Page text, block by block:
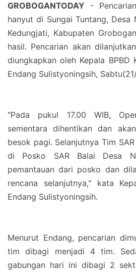
GROBOGANTODAY -
hanyut di Sungai Tuntang, Desa
Kedungjati, Kabupaten
hasil. Pencarian akan
diungkapkan oleh Kepala BPBD
Endang Sulistyoningsih,
"Pada pukul 17.00 WIB,
sementara dihentikan dan
besok pagi. Selanjutnya Tim
di Posko SAR Balai Desa
pemantauan dari posko dan
rencana selanjutnya," kata
Endang Sulistyoningsih.
Menurut Endang, pencarian
tim dibagi menjadi 4 tim.
gabungan hari ini dibagi 2